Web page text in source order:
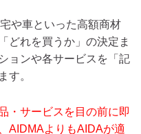
や車といった高額商材
どれを買うか」の決定ま
ョンや各サービスを「記
す。
・サービスを目の前に即
AIDMAよりもAIDAが適